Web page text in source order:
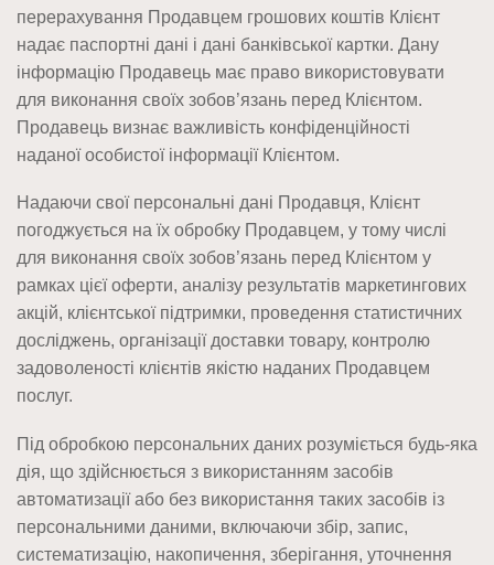
перерахування Продавцем грошових коштів Клієнт
надає паспортні дані і дані банківської картки. Дану
інформацію Продавець має право використовувати
для виконання своїх зобов’язань перед Клієнтом.
Продавець визнає важливість конфіденційності
наданої особистої інформації Клієнтом.
Надаючи свої персональні дані Продавця, Клієнт
погоджується на їх обробку Продавцем, у тому числі
для виконання своїх зобов’язань перед Клієнтом у
рамках цієї оферти, аналізу результатів маркетингових
акцій, клієнтської підтримки, проведення статистичних
досліджень, організації доставки товару, контролю
задоволеності клієнтів якістю наданих Продавцем
послуг.
Під обробкою персональних даних розуміється будь-яка
дія, що здійснюється з використанням засобів
автоматизації або без використання таких засобів із
персональними даними, включаючи збір, запис,
систематизацію, накопичення, зберігання, уточнення